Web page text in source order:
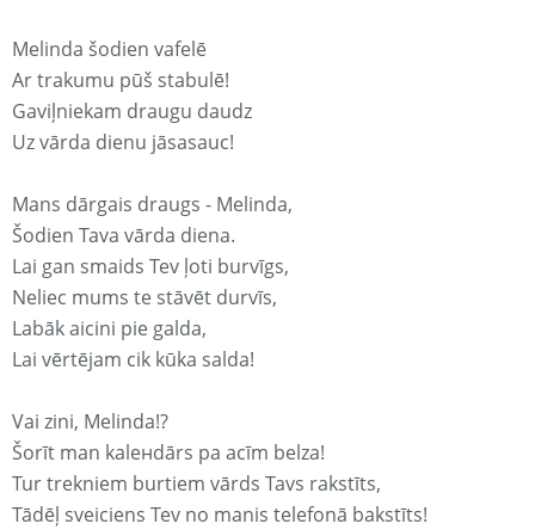
Melinda šodien vafelē
Ar trakumu pūš stabulē!
Gaviļniekam draugu daudz
Uz vārda dienu jāsasauc!
Mans dārgais draugs - Melinda,
Šodien Tava vārda diena.
Lai gan smaids Tev ļoti burvīgs,
Neliec mums te stāvēt durvīs,
Labāk aicini pie galda,
Lai vērtējam cik kūka salda!
Vai zini, Melinda!?
Šorīt man kaleнdārs pa acīm belza!
Tur trekniem burtiem vārds Tavs rakstīts,
Tādēļ sveiciens Tev no manis telefonā bakstīts!